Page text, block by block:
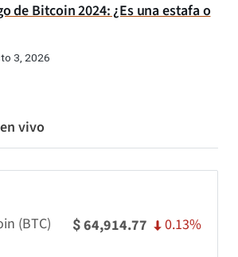
de Bitcoin 2024: ¿Es una estafa o
3, 2026
vivo
(BTC) $64,914.77 0.13%